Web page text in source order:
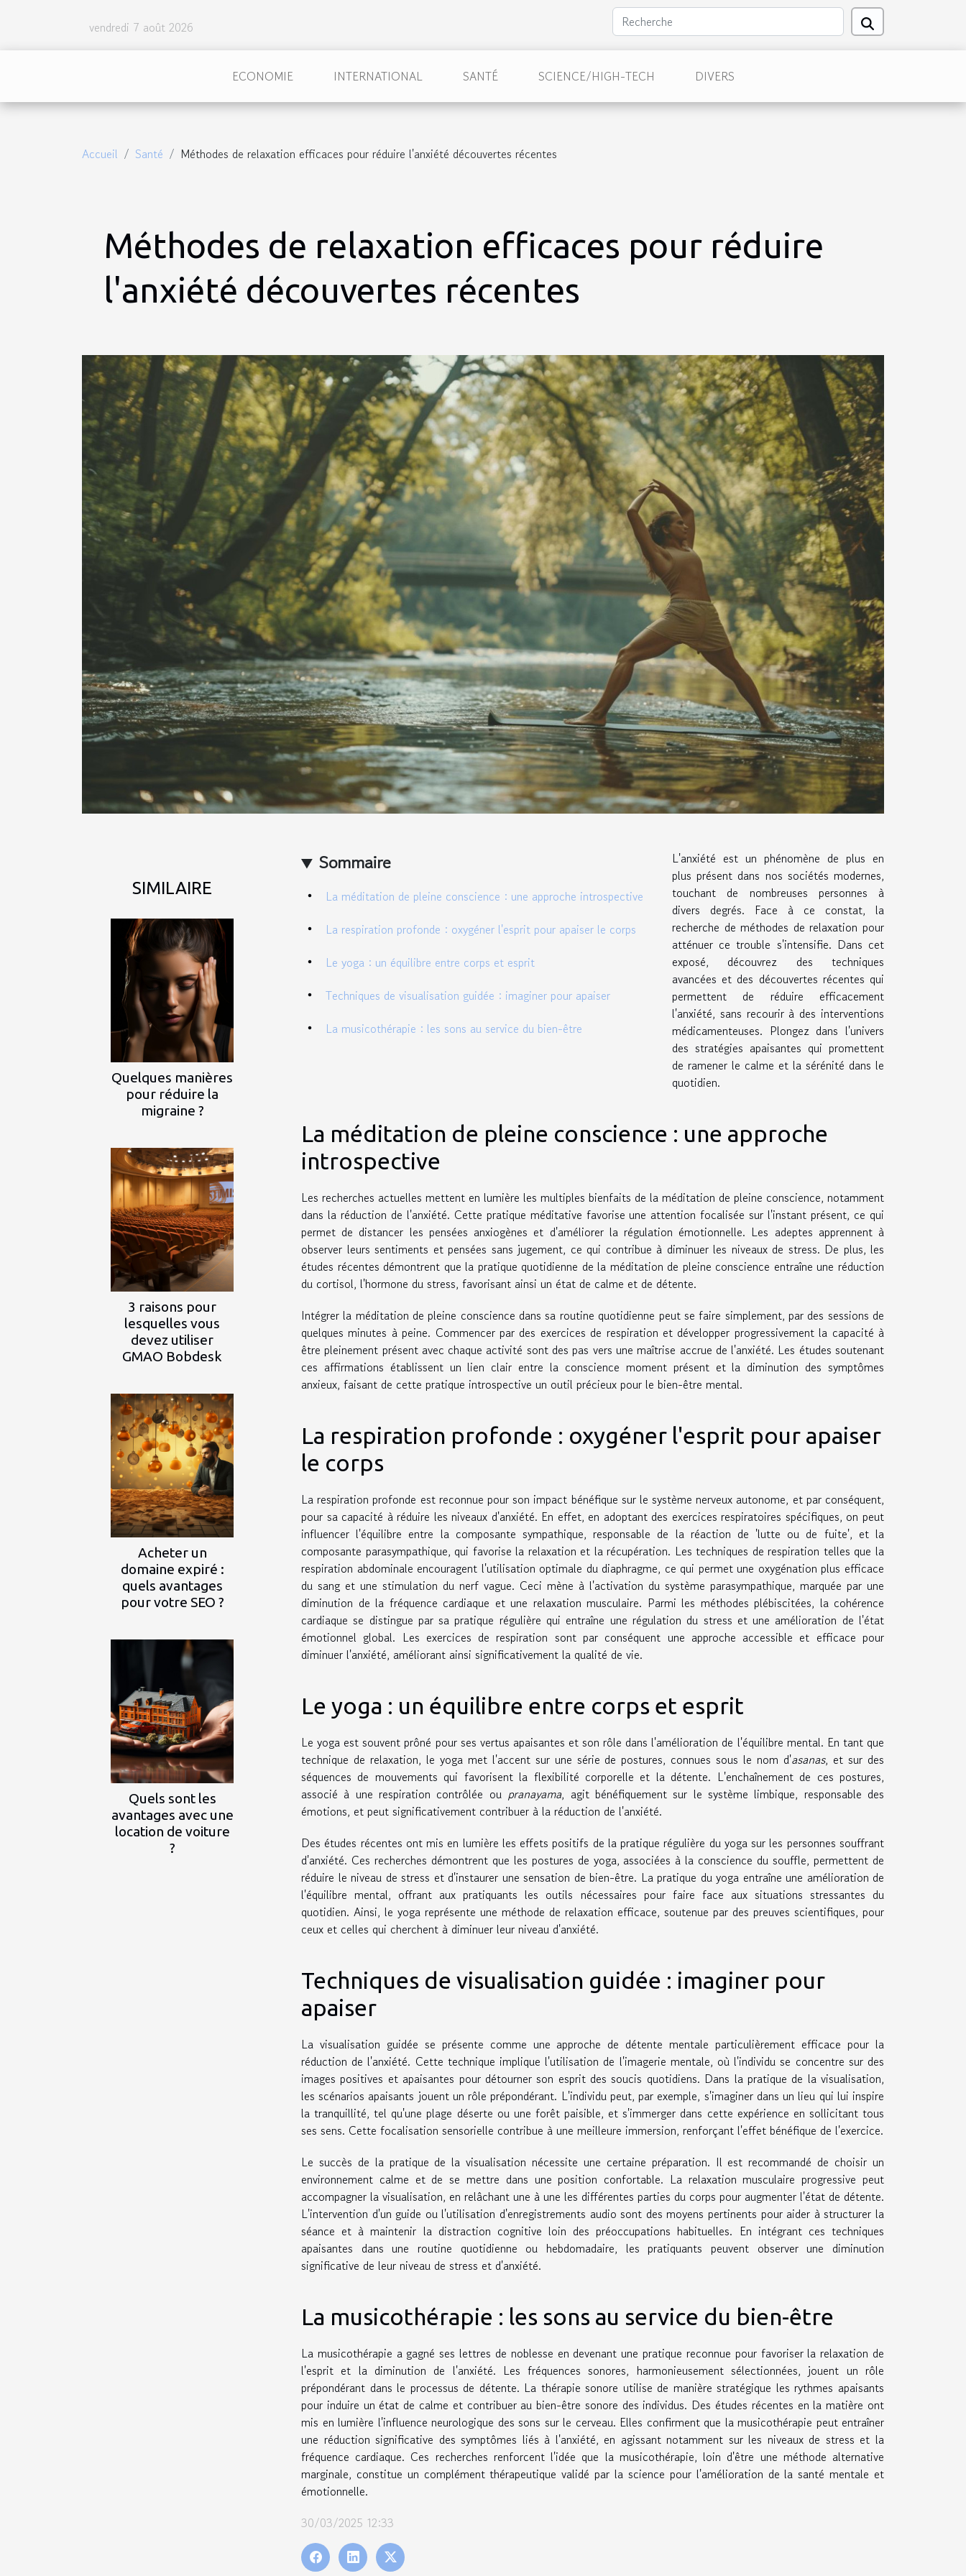
vendredi 7 août 2026
ECONOMIE INTERNATIONAL SANTÉ SCIENCE/HIGH-TECH DIVERS
Accueil Santé Méthodes de relaxation efficaces pour réduire l'anxiété découvertes récentes
Méthodes de relaxation efficaces pour réduire
l'anxiété découvertes récentes
SIMILAIRE
Quelques manières
pour réduire la
migraine ?
3 raisons pour
lesquelles vous
devez utiliser
GMAO Bobdesk
Acheter un
domaine expiré :
quels avantages
pour votre SEO ?
Quels sont les
avantages avec une
location de voiture
?
Sommaire
La méditation de pleine conscience : une approche introspective
La respiration profonde : oxygéner l'esprit pour apaiser le corps
Le yoga : un équilibre entre corps et esprit
Techniques de visualisation guidée : imaginer pour apaiser
La musicothérapie : les sons au service du bien-être
L'anxiété est un phénomène de plus en
plus présent dans nos sociétés modernes,
touchant de nombreuses personnes à
divers degrés. Face à ce constat, la
recherche de méthodes de relaxation pour
atténuer ce trouble s'intensifie. Dans cet
exposé, découvrez des techniques
avancées et des découvertes récentes qui
permettent de réduire efficacement
l'anxiété, sans recourir à des interventions
médicamenteuses. Plongez dans l'univers
des stratégies apaisantes qui promettent
de ramener le calme et la sérénité dans le
quotidien.
La méditation de pleine conscience : une approche
introspective
Les recherches actuelles mettent en lumière les multiples bienfaits de la méditation de pleine conscience, notamment
dans la réduction de l'anxiété. Cette pratique méditative favorise une attention focalisée sur l'instant présent, ce qui
permet de distancer les pensées anxiogènes et d'améliorer la régulation émotionnelle. Les adeptes apprennent à
observer leurs sentiments et pensées sans jugement, ce qui contribue à diminuer les niveaux de stress. De plus, les
études récentes démontrent que la pratique quotidienne de la méditation de pleine conscience entraîne une réduction
du cortisol, l'hormone du stress, favorisant ainsi un état de calme et de détente.
Intégrer la méditation de pleine conscience dans sa routine quotidienne peut se faire simplement, par des sessions de
quelques minutes à peine. Commencer par des exercices de respiration et développer progressivement la capacité à
être pleinement présent avec chaque activité sont des pas vers une maîtrise accrue de l'anxiété. Les études soutenant
ces affirmations établissent un lien clair entre la conscience moment présent et la diminution des symptômes
anxieux, faisant de cette pratique introspective un outil précieux pour le bien-être mental.
La respiration profonde : oxygéner l'esprit pour apaiser
le corps
La respiration profonde est reconnue pour son impact bénéfique sur le système nerveux autonome, et par conséquent,
pour sa capacité à réduire les niveaux d'anxiété. En effet, en adoptant des exercices respiratoires spécifiques, on peut
influencer l'équilibre entre la composante sympathique, responsable de la réaction de 'lutte ou de fuite', et la
composante parasympathique, qui favorise la relaxation et la récupération. Les techniques de respiration telles que la
respiration abdominale encouragent l'utilisation optimale du diaphragme, ce qui permet une oxygénation plus efficace
du sang et une stimulation du nerf vague. Ceci mène à l'activation du système parasympathique, marquée par une
diminution de la fréquence cardiaque et une relaxation musculaire. Parmi les méthodes plébiscitées, la cohérence
cardiaque se distingue par sa pratique régulière qui entraîne une régulation du stress et une amélioration de l'état
émotionnel global. Les exercices de respiration sont par conséquent une approche accessible et efficace pour
diminuer l'anxiété, améliorant ainsi significativement la qualité de vie.
Le yoga : un équilibre entre corps et esprit
Le yoga est souvent prôné pour ses vertus apaisantes et son rôle dans l'amélioration de l'équilibre mental. En tant que
technique de relaxation, le yoga met l'accent sur une série de postures, connues sous le nom d'asanas, et sur des
séquences de mouvements qui favorisent la flexibilité corporelle et la détente. L'enchaînement de ces postures,
associé à une respiration contrôlée ou pranayama, agit bénéfiquement sur le système limbique, responsable des
émotions, et peut significativement contribuer à la réduction de l'anxiété.
Des études récentes ont mis en lumière les effets positifs de la pratique régulière du yoga sur les personnes souffrant
d'anxiété. Ces recherches démontrent que les postures de yoga, associées à la conscience du souffle, permettent de
réduire le niveau de stress et d'instaurer une sensation de bien-être. La pratique du yoga entraîne une amélioration de
l'équilibre mental, offrant aux pratiquants les outils nécessaires pour faire face aux situations stressantes du
quotidien. Ainsi, le yoga représente une méthode de relaxation efficace, soutenue par des preuves scientifiques, pour
ceux et celles qui cherchent à diminuer leur niveau d'anxiété.
Techniques de visualisation guidée : imaginer pour
apaiser
La visualisation guidée se présente comme une approche de détente mentale particulièrement efficace pour la
réduction de l'anxiété. Cette technique implique l'utilisation de l'imagerie mentale, où l'individu se concentre sur des
images positives et apaisantes pour détourner son esprit des soucis quotidiens. Dans la pratique de la visualisation,
les scénarios apaisants jouent un rôle prépondérant. L'individu peut, par exemple, s'imaginer dans un lieu qui lui inspire
la tranquillité, tel qu'une plage déserte ou une forêt paisible, et s'immerger dans cette expérience en sollicitant tous
ses sens. Cette focalisation sensorielle contribue à une meilleure immersion, renforçant l'effet bénéfique de l'exercice.
Le succès de la pratique de la visualisation nécessite une certaine préparation. Il est recommandé de choisir un
environnement calme et de se mettre dans une position confortable. La relaxation musculaire progressive peut
accompagner la visualisation, en relâchant une à une les différentes parties du corps pour augmenter l'état de détente.
L'intervention d'un guide ou l'utilisation d'enregistrements audio sont des moyens pertinents pour aider à structurer la
séance et à maintenir la distraction cognitive loin des préoccupations habituelles. En intégrant ces techniques
apaisantes dans une routine quotidienne ou hebdomadaire, les pratiquants peuvent observer une diminution
significative de leur niveau de stress et d'anxiété.
La musicothérapie : les sons au service du bien-être
La musicothérapie a gagné ses lettres de noblesse en devenant une pratique reconnue pour favoriser la relaxation de
l'esprit et la diminution de l'anxiété. Les fréquences sonores, harmonieusement sélectionnées, jouent un rôle
prépondérant dans le processus de détente. La thérapie sonore utilise de manière stratégique les rythmes apaisants
pour induire un état de calme et contribuer au bien-être sonore des individus. Des études récentes en la matière ont
mis en lumière l'influence neurologique des sons sur le cerveau. Elles confirment que la musicothérapie peut entraîner
une réduction significative des symptômes liés à l'anxiété, en agissant notamment sur les niveaux de stress et la
fréquence cardiaque. Ces recherches renforcent l'idée que la musicothérapie, loin d'être une méthode alternative
marginale, constitue un complément thérapeutique validé par la science pour l'amélioration de la santé mentale et
émotionnelle.
30/03/2025 12:33